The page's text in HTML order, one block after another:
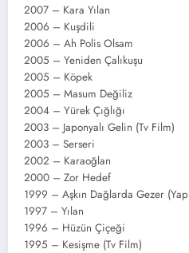
2007 – Kara Yılan
2006 – Kuşdili
2006 – Ah Polis Olsam
2005 – Yeniden Çalıkuşu
2005 – Köpek
2005 – Masum Değiliz
2004 – Yürek Çığlığı
2003 – Japonyalı Gelin (Tv Film)
2003 – Serseri
2002 – Karaoğlan
2000 – Zor Hedef
1999 – Aşkın Dağlarda Gezer
1997 – Yılan
1996 – Hüzün Çiçeği
1995 – Kesişme (Tv Film)